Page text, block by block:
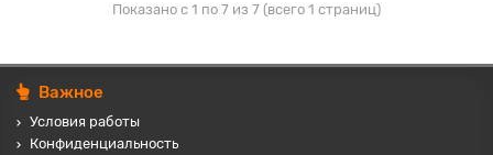
Показано с 1 по 7 из 7 (всего 1 страниц)
Важное
Условия работы
Конфиденциальность